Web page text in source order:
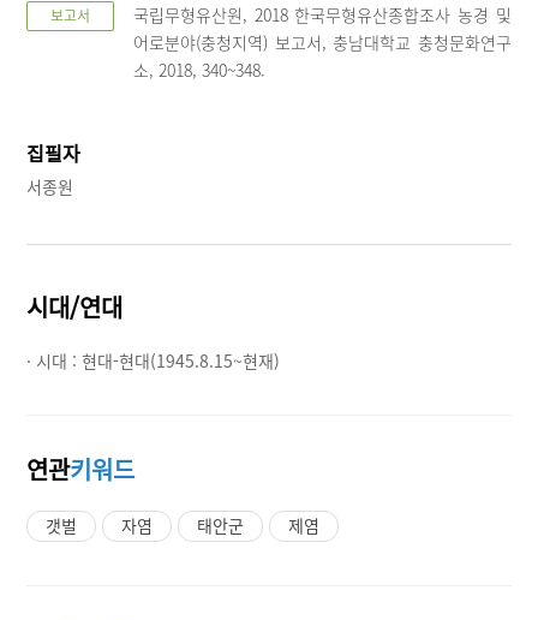
보고서
국립무형유산원, 2018 한국무형유산종합조사 농경 및
어로분야(충청지역) 보고서, 충남대학교 충청문화연구
소, 2018, 340~348.
집필자
서종원
시대/연대
· 시대 :현대-현대(1945.8.15~현재)
연관키워드
갯벌 자염 태안군 제염